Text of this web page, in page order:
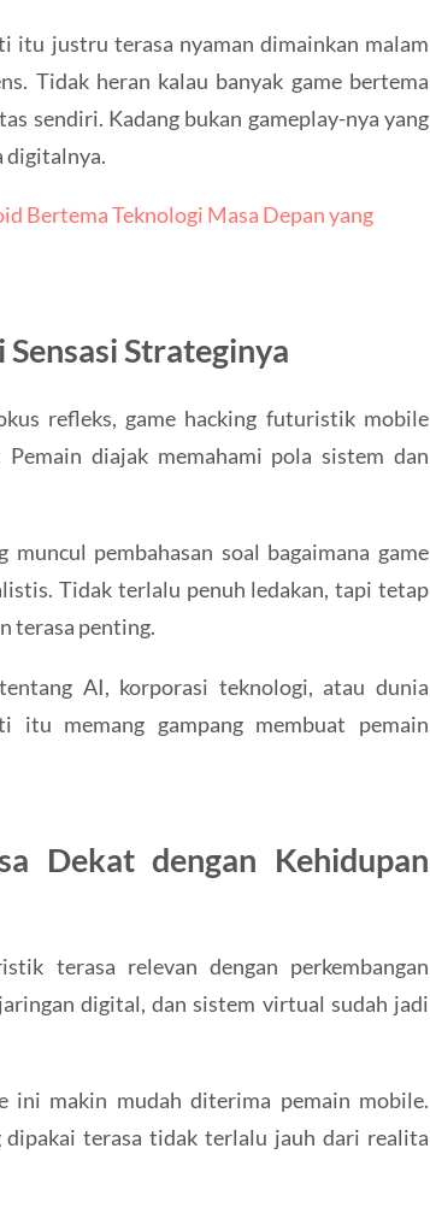
itu justru terasa nyaman dimainkan malam
Tidak heran kalau banyak game bertema
sendiri. Kadang bukan gameplay-nya yang
digitalnya.
Bertema Teknologi Masa Depan yang
Strateginya
refleks, game hacking futuristik mobile
diajak memahami pola sistem dan
pembahasan soal bagaimana game
Tidak terlalu penuh ledakan, tapi tetap
terasa penting.
AI, korporasi teknologi, atau dunia
itu memang gampang membuat pemain
Dekat dengan Kehidupan
terasa relevan dengan perkembangan
digital, dan sistem virtual sudah jadi
ini makin mudah diterima pemain mobile.
dipakai terasa tidak terlalu jauh dari realita